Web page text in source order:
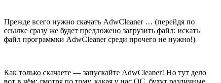
Прежде всего нужно скачать AdwCleaner… (перейдя по
ссылке сразу же будет предложено загрузить файл: искать
файл программки AdwCleaner среди прочего не нужно!)
Как только скачаете — запускайте AdwCleaner! Но тут дело